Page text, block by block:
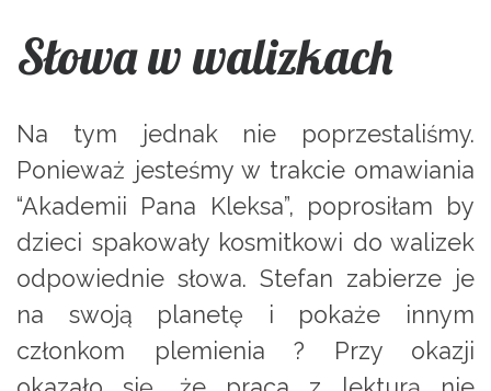
Słowa w walizkach
Na tym jednak nie poprzestaliśmy.
Ponieważ jesteśmy w trakcie omawiania
“Akademii Pana Kleksa”, poprosiłam by
dzieci spakowały kosmitkowi do walizek
odpowiednie słowa. Stefan zabierze je
na swoją planetę i pokaże innym
członkom plemienia ? Przy okazji